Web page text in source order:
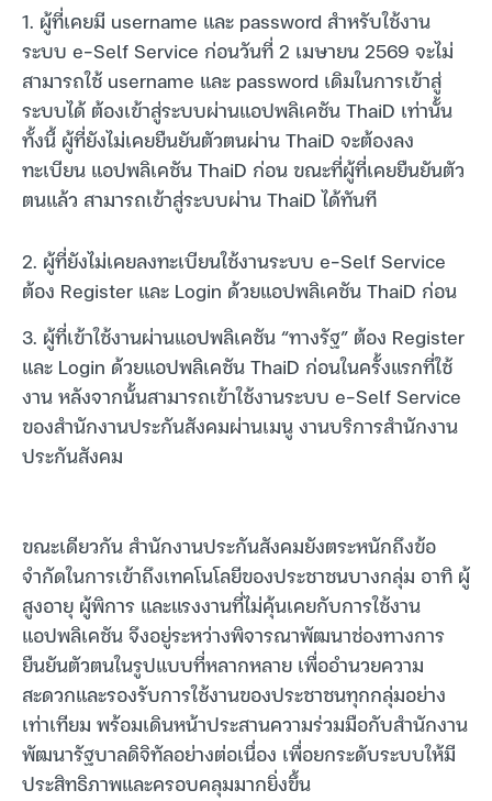
1. ผู้ที่เคยมี username และ password สำหรับใช้งาน
ระบบ e-Self Service ก่อนวันที่ 2 เมษายน 2569 จะไม่
สามารถใช้ username และ password เดิมในการเข้าสู่
ระบบได้ ต้องเข้าสู่ระบบผ่านแอปพลิเคชัน ThaiD เท่านั้น
ทั้งนี้ ผู้ที่ยังไม่เคยยืนยันตัวตนผ่าน ThaiD จะต้องลง
ทะเบียน แอปพลิเคชัน ThaiD ก่อน ขณะที่ผู้ที่เคยยืนยันตัว
ตนแล้ว สามารถเข้าสู่ระบบผ่าน ThaiD ได้ทันที
2. ผู้ที่ยังไม่เคยลงทะเบียนใช้งานระบบ e-Self Service
ต้อง Register และ Login ด้วยแอปพลิเคชัน ThaiD ก่อน
3. ผู้ที่เข้าใช้งานผ่านแอปพลิเคชัน “ทางรัฐ” ต้อง Register
และ Login ด้วยแอปพลิเคชัน ThaiD ก่อนในครั้งแรกที่ใช้
งาน หลังจากนั้นสามารถเข้าใช้งานระบบ e-Self Service
ของสำนักงานประกันสังคมผ่านเมนู งานบริการสำนักงาน
ประกันสังคม
ขณะเดียวกัน สำนักงานประกันสังคมยังตระหนักถึงข้อ
จำกัดในการเข้าถึงเทคโนโลยีของประชาชนบางกลุ่ม อาทิ ผู้
สูงอายุ ผู้พิการ และแรงงานที่ไม่คุ้นเคยกับการใช้งาน
แอปพลิเคชัน จึงอยู่ระหว่างพิจารณาพัฒนาช่องทางการ
ยืนยันตัวตนในรูปแบบที่หลากหลาย เพื่ออำนวยความ
สะดวกและรองรับการใช้งานของประชาชนทุกกลุ่มอย่าง
เท่าเทียม พร้อมเดินหน้าประสานความร่วมมือกับสำนักงาน
พัฒนารัฐบาลดิจิทัลอย่างต่อเนื่อง เพื่อยกระดับระบบให้มี
ประสิทธิภาพและครอบคลุมมากยิ่งขึ้น